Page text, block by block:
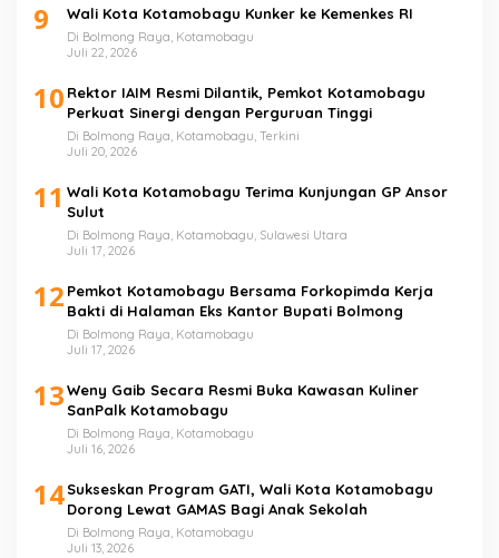
9 Wali Kota Kotamobagu Kunker ke Kemenkes RI
Di Bolmong Raya, Kotamobagu
Juli 22, 2026
10 Rektor IAIM Resmi Dilantik, Pemkot Kotamobagu
Perkuat Sinergi dengan Perguruan Tinggi
Di Bolmong Raya, Kotamobagu, Terkini
Juli 20, 2026
11 Wali Kota Kotamobagu Terima Kunjungan GP Ansor
Sulut
Di Bolmong Raya, Kotamobagu, Sulawesi Utara
Juli 17, 2026
12 Pemkot Kotamobagu Bersama Forkopimda Kerja
Bakti di Halaman Eks Kantor Bupati Bolmong
Di Bolmong Raya, Kotamobagu
Juli 17, 2026
13Weny Gaib Secara Resmi Buka Kawasan Kuliner
SanPalk Kotamobagu
Di Bolmong Raya, Kotamobagu
Juli 16, 2026
14Sukseskan Program GATI, Wali Kota Kotamobagu
Dorong Lewat GAMAS Bagi Anak Sekolah
Di Bolmong Raya, Kotamobagu
Juli 13, 2026